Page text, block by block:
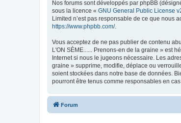
Nos forums sont développés par phpBB
sous la licence « GNU General Public License
Limited n’est pas responsable de ce que nous
https://www.phpbb.com/.
Vous acceptez de ne pas publier de contenu
L'ON SÈME...... Prenons-en de la graine » est
Internet si nous le jugeons nécessaire. Les
graine » supprime, modifie, déplace ou
soient stockées dans notre base de données.
pourront être tenus comme responsables en
Forum